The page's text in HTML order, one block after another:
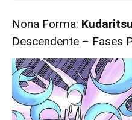
Nona Forma:
Descendente – Fases